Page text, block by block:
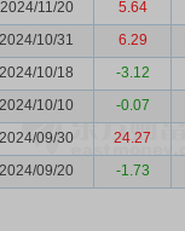
2024/11/20
5.64
2024/10/31
6.29
2024/10/18
-3.12
2024/10/10
-0.07
2024/09/30
24.27
2024/09/20
-1.73